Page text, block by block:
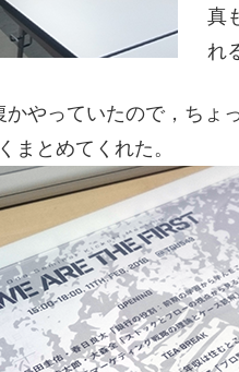
真
れ
やっていたので，ちょ
まとめてくれた。